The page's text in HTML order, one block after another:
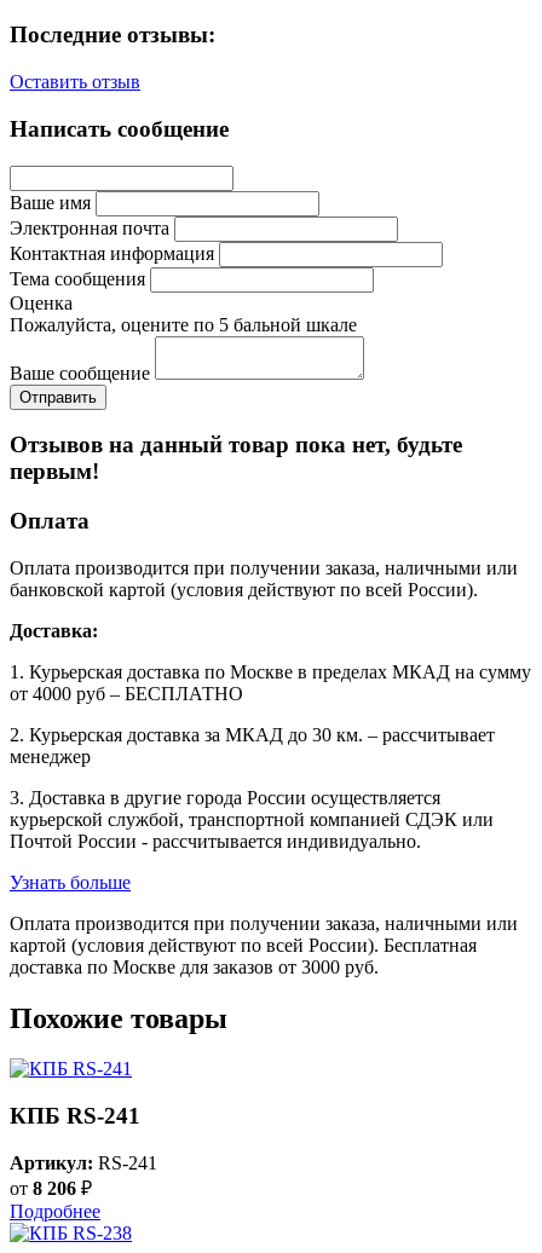
Последние отзывы:
Оставить отзыв
Написать сообщение
Ваше имя
Электронная почта
Контактная информация
Тема сообщения
Оценка
Пожалуйста, оцените по 5 бальной шкале
Ваше сообщение
Отзывов на данный товар пока нет, будьте
первым!
Оплата
Оплата производится при получении заказа, наличными или
банковской картой (условия действуют по всей России).
Доставка:
1. Курьерская доставка по Москве в пределах МКАД на сумму
от 4000 руб – БЕСПЛАТНО
2. Курьерская доставка за МКАД до 30 км. – рассчитывает
менеджер
3. Доставка в другие города России осуществляется
курьерской службой, транспортной компанией СДЭК или
Почтой России - рассчитывается индивидуально.
Узнать больше
Оплата производится при получении заказа, наличными или
картой (условия действуют по всей России). Бесплатная
доставка по Москве для заказов от 3000 руб.
Похожие товары
КПБ RS-241
Артикул: RS-241
от 8 206 ₽
Подробнее